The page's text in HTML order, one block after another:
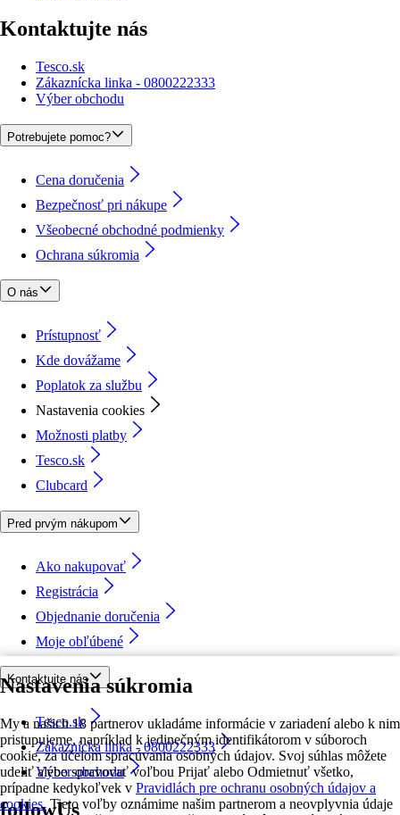
Nastavenia súkromia
My a našich 18 partnerov ukladáme informácie v zariadení alebo k nim
pristupujeme, napríklad k jedinečným identifikátorom v súboroch
cookie, za účelom spracúvania osobných údajov. Svoj súhlas môžete
udeliť alebo spravovať voľbou Prijať alebo Odmietnuť všetko,
prípadne kedykoľvek v Pravidlách pre ochranu osobných údajov a
cookies. Tieto voľby oznámime našim partnerom a neovplyvnia údaje
Kontaktujte nás
Tesco.sk
Zákaznícka linka - 0800222333
Výber obchodu
Potrebujete pomoc?
Cena doručenia
Bezpečnosť pri nákupe
Všeobecné obchodné podmienky
Ochrana súkromia
O nás
Prístupnosť
Kde dovážame
Poplatok za službu
Nastavenia cookies
Možnosti platby
Tesco.sk
Clubcard
Pred prvým nákupom
Ako nakupovať
Registrácia
Objednanie doručenia
Moje obľúbené
Kontaktujte nás
Tesco.sk
Zákaznícka linka - 0800222333
Výber obchodu
followUs